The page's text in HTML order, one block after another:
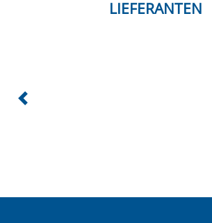
LIEFERANTEN